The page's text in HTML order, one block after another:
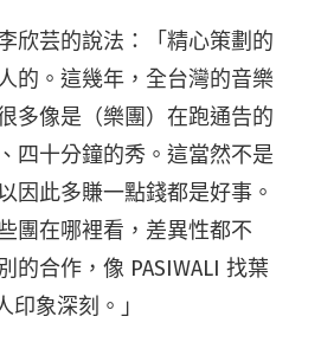
欣芸的說法：「精心策劃的
的。這幾年，全台灣的音樂
多像是（樂團）在跑通告的
四十分鐘的秀。這當然不是
因此多賺一點錢都是好事。
團在哪裡看，差異性都不
的合作，像 PASIWALI 找葉
象深刻。」